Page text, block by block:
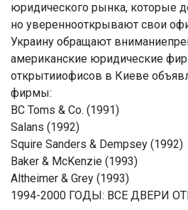
юридического рынка, которые
но увереннооткрывают свои
Украину обращают
американские юридические
открытииофисов в Киеве
фирмы:
BC Toms & Co. (1991)
Salans (1992)
Squire Sanders & Dempsey (1992)
Baker & McKenzie (1993)
Altheimer & Grey (1993)
1994-2000 ГОДЫ: ВСЕ ДВЕРИ